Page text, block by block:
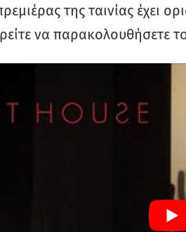
της ταινίας έχει
να παρακολουθήσετε